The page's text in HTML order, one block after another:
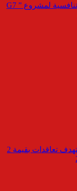
” marcon ” تقدم عروض سداد وأسعار تنافسية لمشروع ” G7
“ES” للمبانى الخضراء والمستدامة تستهدف تعاقدات بقيمة 2